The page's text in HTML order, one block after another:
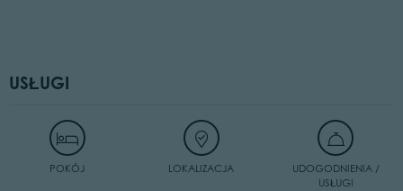
USŁUGI
POKÓJ LOKALIZACJA
UDOGODNIENIA /
USŁUGI